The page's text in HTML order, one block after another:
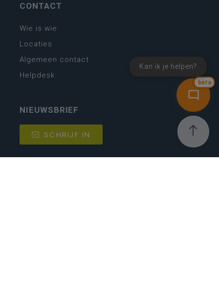
bèta
Kan ik je helpen?
CONTACT
Wie is wie
Locaties
Algemeen contact
Helpdesk
NIEUWSBRIEF
SCHRIJF IN